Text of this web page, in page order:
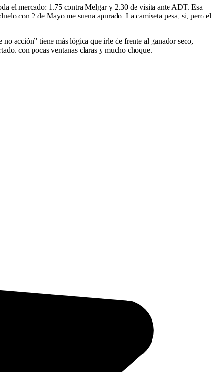
el mercado: 1.75 contra Melgar y 2.30 de visita ante ADT. Esa
con 2 de Mayo me suena apurado. La camiseta pesa, sí, pero el
acción” tiene más lógica que irle de frente al ganador seco,
con pocas ventanas claras y mucho choque.